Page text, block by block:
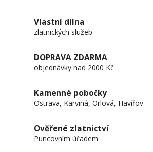
Vlastní dílna
zlatnických služeb
DOPRAVA ZDARMA
objednávky nad 2000 Kč
Kamenné pobočky
Ostrava, Karviná, Orlová, Havířov
Ověřené zlatnictví
Puncovním úřadem